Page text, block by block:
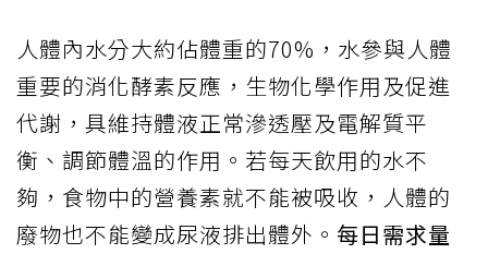
人體內水分大約佔體重的70%，水參與人體
重要的消化酵素反應，生物化學作用及促進
代謝，具維持體液正常滲透壓及電解質平
衡、調節體溫的作用。若每天飲用的水不
夠，食物中的營養素就不能被吸收，人體的
廢物也不能變成尿液排出體外。 每日需求量